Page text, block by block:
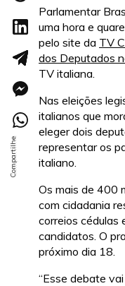
Parlamentar
uma hora e
pelo site da TV
dos Deputados
TV italiana.
Nas eleições
italianos que
eleger dois
representar os
italiano.
Os mais de 400
com cidadania
correios cédulas
candidatos. O
próximo dia 18.
“Esse debate